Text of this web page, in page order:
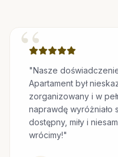
“"Nasze
Apartament był
zorganizowany i w
naprawdę wyróżniało
dostępny, miły i
wrócimy!"